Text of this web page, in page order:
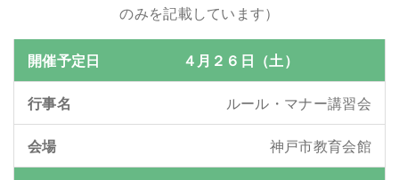
のみを記載しています）
４月２６日（土）
ルール・マナー講習会
神戸市教育会館